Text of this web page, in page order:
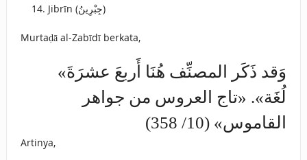
Jibrīn (جِبْرِينُ)
Murtaḍā al-Zabīdī berkata,
«وَقد ذَكَر المصنِّف هُنَا أَربعَ عشرَةَ
لُغَة». «تاج العروس من جواهر
القاموس» (10/ 358)
Artinya,